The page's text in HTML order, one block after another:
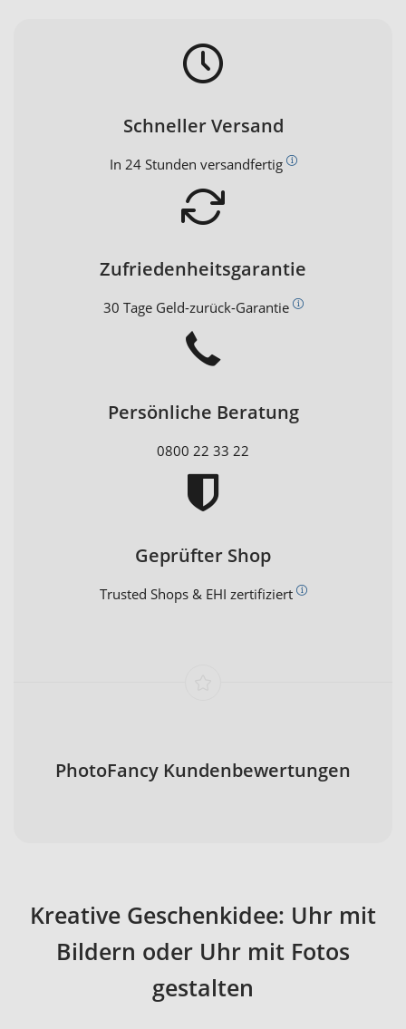
Schneller Versand
In 24 Stunden versandfertig
Zufriedenheitsgarantie
30 Tage Geld-zurück-Garantie
Persönliche Beratung
0800 22 33 22
Geprüfter Shop
Trusted Shops & EHI zertifiziert
PhotoFancy Kundenbewertungen
Kreative Geschenkidee: Uhr mit
Bildern oder Uhr mit Fotos
gestalten